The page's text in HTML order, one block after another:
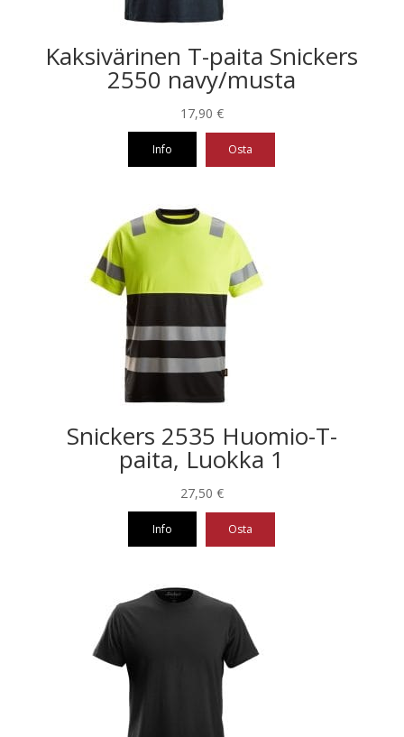
Kaksivärinen T-paita Snickers
2550 navy/musta
17,90 €
Info Osta
muunnelma.
Snickers 2535 Huomio-T-
paita, Luokka 1
27,50 €
Info Osta
muunnelma.